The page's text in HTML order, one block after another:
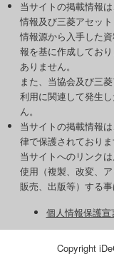
当サイトの掲載情報
情報及び三菱アセッ
情報源から入手した
報を基に作成してお
ありません。
また、当協会及び三
利用に関連して発生
ん。
当サイトの掲載情報
律で保護されておりま
当サイトへのリンク
使用（複製、改変、
販売、出版等）する事
個人情報保護宣
Copyright